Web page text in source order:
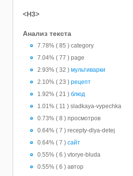
<H3>
Анализ текста
7.78% ( 85 ) category
7.04% ( 77 ) page
2.93% ( 32 ) мультиварки
2.10% ( 23 ) рецепт
1.92% ( 21 ) блюд
1.01% ( 11 ) sladkaya-vypechka
0.73% ( 8 ) просмотров
0.64% ( 7 ) recepty-dlya-detej
0.64% ( 7 ) сайт
0.55% ( 6 ) vtorye-bluda
0.55% ( 6 ) автор